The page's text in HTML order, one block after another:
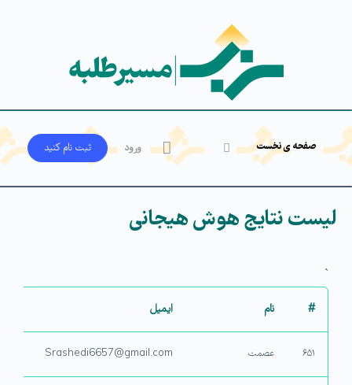
صفحه ی نخست ورود ثبت‌ نام کنید
لیست نتایج هوش هیجانی
`
#
نام ایمیل
۶۵۱ عصمت Srashedi6657@gmail.com